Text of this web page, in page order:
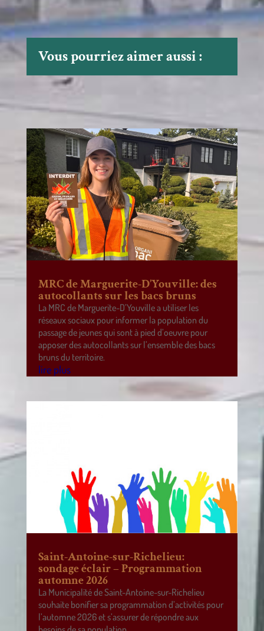
Vous pourriez aimer aussi :
MRC de Marguerite-D’Youville: des
autocollants sur les bacs bruns
La MRC de Marguerite-D’Youville a utiliser les
réseaux sociaux pour informer la population du
passage de jeunes qui sont à pied d’oeuvre pour
apposer des autocollants sur l’ensemble des bacs
bruns du territoire.
lire plus
Saint-Antoine-sur-Richelieu:
sondage éclair – Programmation
automne 2026
La Municipalité de Saint-Antoine-sur-Richelieu
souhaite bonifier sa programmation d’activités pour
l’automne 2026 et s’assurer de répondre aux